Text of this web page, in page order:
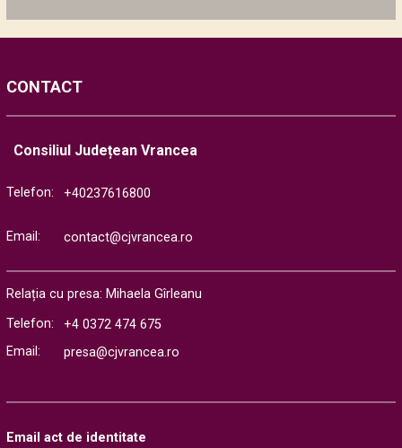
CONTACT
Consiliul Județean Vrancea
Telefon: +40237616800
Email: contact@cjvrancea.ro
Relația cu presa: Mihaela Gîrleanu
Telefon:
+4 0372 474 675
Email:
presa@cjvrancea.ro
Email act de identitate